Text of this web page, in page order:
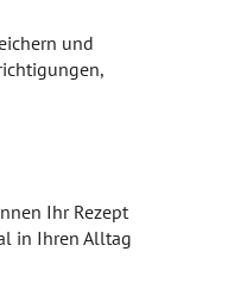
und
Ihr Rezept
in Ihren Alltag